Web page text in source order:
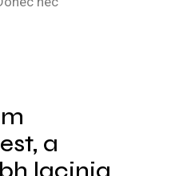
a
lacinia